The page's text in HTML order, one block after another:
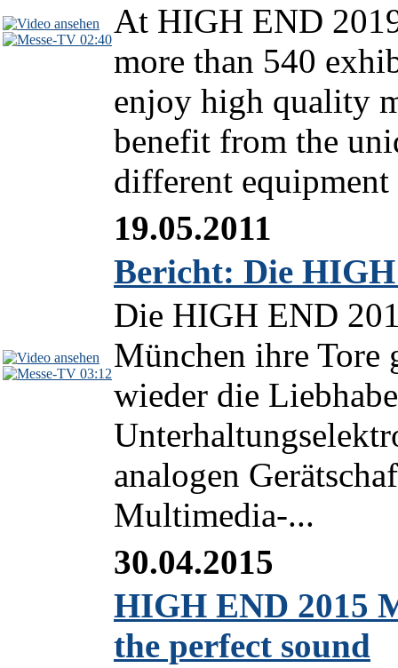
02:40At HIGH END
more than 540
enjoy high quality
benefit from the
different equipment
03:12
19.05.2011
Bericht: Die
Die HIGH END
München ihre Tore
wieder die
analogen
Multimedia-...
30.04.2015
HIGH END 2015
the perfect sound